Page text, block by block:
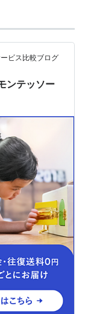
ビス比較ブログ
ンテッソー